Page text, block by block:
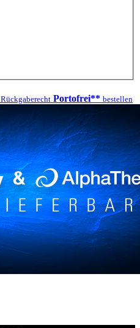
Rückgaberecht Portofrei** bestellen